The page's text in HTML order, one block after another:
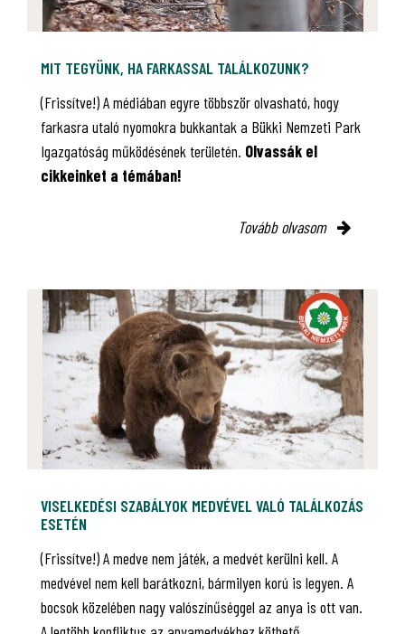
MIT TEGYÜNK, HA FARKASSAL TALÁLKOZUNK?
(Frissítve!) A médiában egyre többször olvasható, hogy
farkasra utaló nyomokra bukkantak a Bükki Nemzeti Park
Igazgatóság működésének területén. Olvassák el
cikkeinket a témában!
Tovább olvasom
VISELKEDÉSI SZABÁLYOK MEDVÉVEL VALÓ TALÁLKOZÁS
ESETÉN
(Frissítve!) A medve nem játék, a medvét kerülni kell. A
medvével nem kell barátkozni, bármilyen korú is legyen. A
bocsok közelében nagy valószínűséggel az anya is ott van.